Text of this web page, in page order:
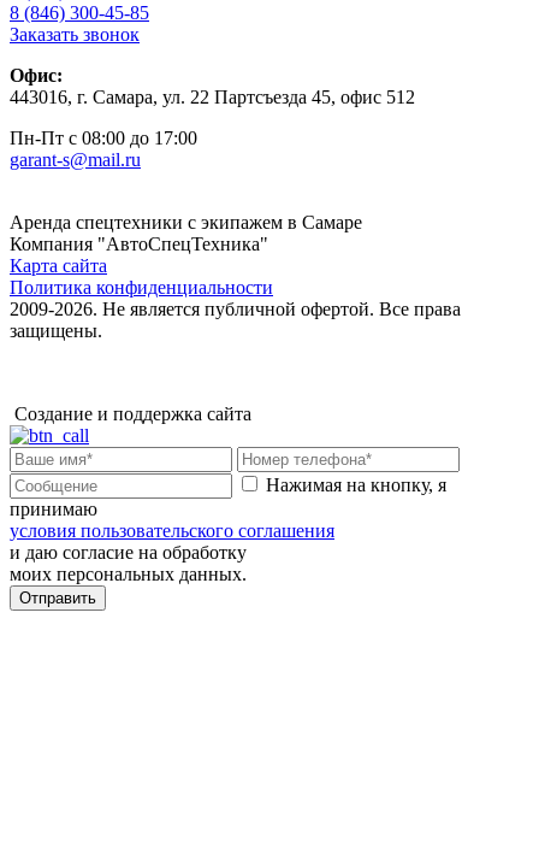
8 (846) 300-45-85
Заказать звонок
Офис:
443016, г. Самара, ул. 22 Партсъезда 45, офис 512
Пн-Пт с 08:00 до 17:00
garant-s@mail.ru
Аренда спецтехники с экипажем в Самаре
Компания "АвтоСпецТехника"
Карта сайта
Политика конфиденциальности
2009-2026. Не является публичной офертой. Все права
защищены.
Создание и поддержка сайта
Нажимая на кнопку, я
принимаю
условия пользовательского соглашения
и даю согласие на обработку
моих персональных данных.
Отправить